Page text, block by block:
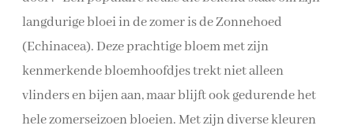
langdurige bloei in de zomer is de Zonnehoed
(Echinacea). Deze prachtige bloem met zijn
kenmerkende bloemhoofdjes trekt niet alleen
vlinders en bijen aan, maar blijft ook gedurende het
hele zomerseizoen bloeien. Met zijn diverse kleuren